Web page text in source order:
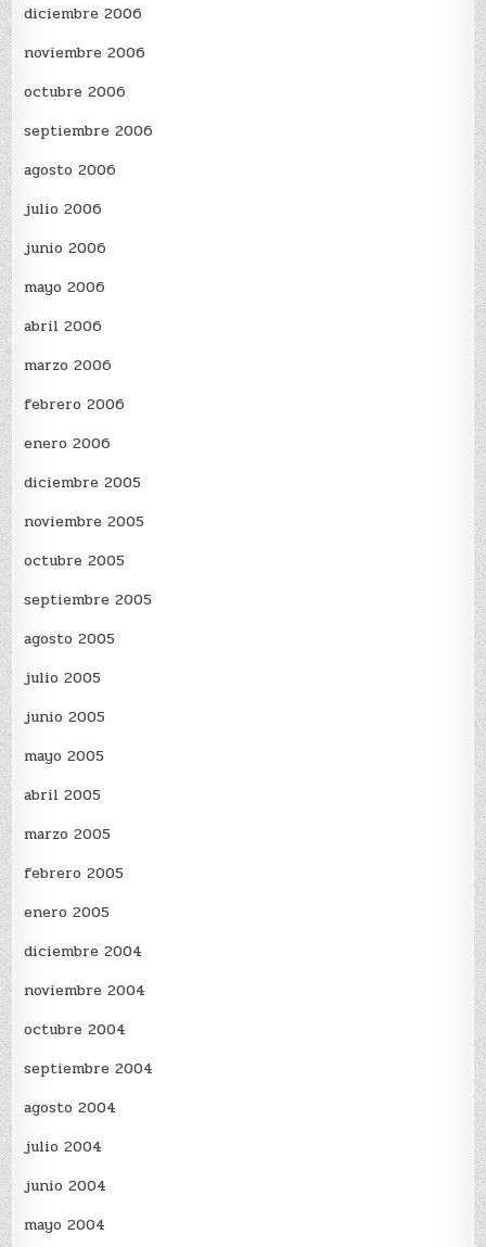
diciembre 2006
noviembre 2006
octubre 2006
septiembre 2006
agosto 2006
julio 2006
junio 2006
mayo 2006
abril 2006
marzo 2006
febrero 2006
enero 2006
diciembre 2005
noviembre 2005
octubre 2005
septiembre 2005
agosto 2005
julio 2005
junio 2005
mayo 2005
abril 2005
marzo 2005
febrero 2005
enero 2005
diciembre 2004
noviembre 2004
octubre 2004
septiembre 2004
agosto 2004
julio 2004
junio 2004
mayo 2004